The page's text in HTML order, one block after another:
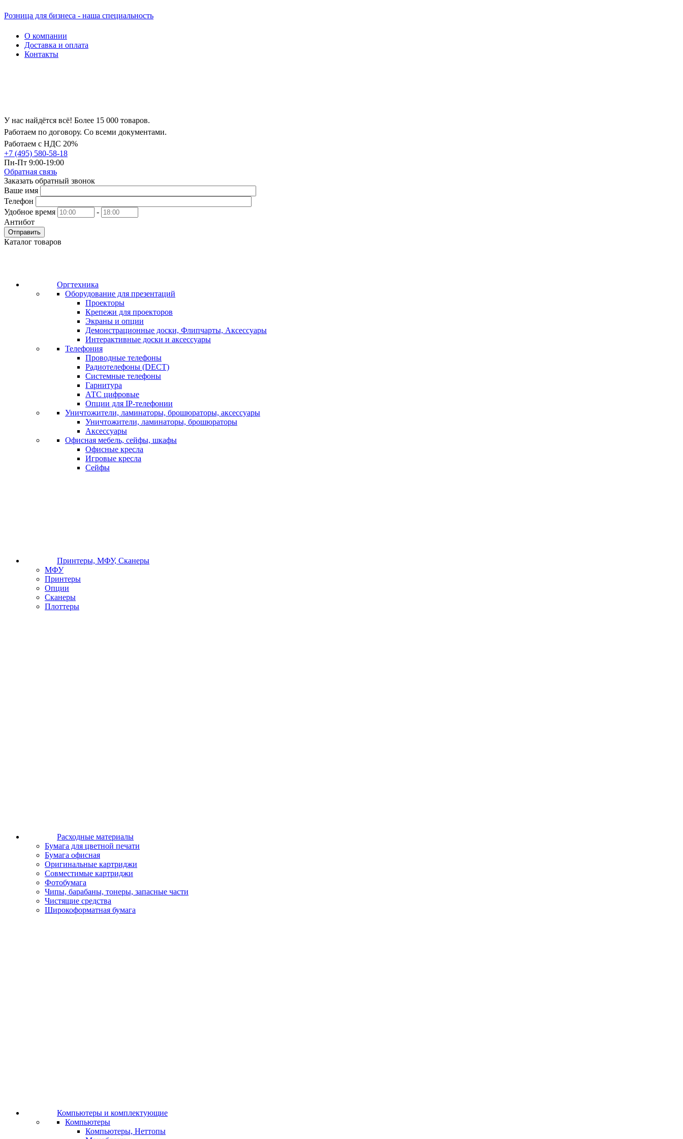
Розница для бизнеса - наша специальность
О компании
Доставка и оплата
Контакты
У нас найдётся всё! Более 15 000 товаров.
Работаем по договору. Со всеми документами.
Работаем с НДС 20%
+7 (495) 580-58-18
Пн-Пт 9:00-19:00
Обратная связь
Заказать обратный звонок
Ваше имя
Телефон
Удобное время
-
Антибот
Отправить
Каталог товаров
Оргтехника
Оборудование для презентаций
Проекторы
Крепежи для проекторов
Экраны и опции
Демонстрационные доски, Флипчарты, Аксессуары
Интерактивные доски и аксессуары
Телефония
Проводные телефоны
Радиотелефоны (DECT)
Системные телефоны
Гарнитура
АТС цифровые
Опции для IP-телефонии
Уничтожители, ламинаторы, брошюраторы, аксессуары
Уничтожители, ламинаторы, брошюраторы
Аксессуары
Офисная мебель, сейфы, шкафы
Офисные кресла
Игровые кресла
Сейфы
Принтеры, МФУ, Сканеры
МФУ
Принтеры
Опции
Сканеры
Плоттеры
Расходные материалы
Бумага для цветной печати
Бумага офисная
Оригинальные картриджи
Совместимые картриджи
Фотобумага
Чипы, барабаны, тонеры, запасные части
Чистящие средства
Широкоформатная бумага
Компьютеры и комплектующие
Компьютеры
Компьютеры, Неттопы